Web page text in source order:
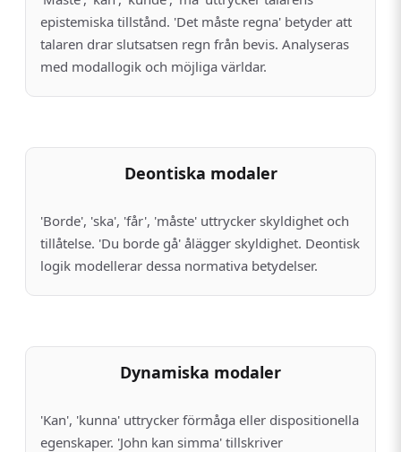
epistemiska tillstånd. 'Det måste regna' betyder att
talaren drar slutsatsen regn från bevis. Analyseras
med modallogik och möjliga världar.
Deontiska modaler
'Borde', 'ska', 'får', 'måste' uttrycker skyldighet och
tillåtelse. 'Du borde gå' ålägg­er skyldighet. Deontisk
logik modellerar dessa normativa betydelser.
Dynamiska modaler
'Kan', 'kunna' uttrycker förmåga eller dispositionella
egenskaper. 'John kan simma' tillskriver